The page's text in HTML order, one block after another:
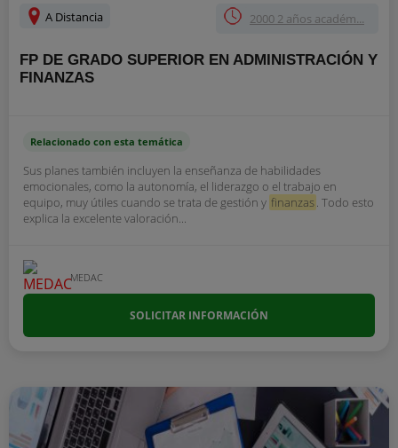
A Distancia 2000 2 años académ...
FP DE GRADO SUPERIOR EN ADMINISTRACIÓN Y
FINANZAS
Relacionado con esta temática
Sus planes también incluyen la enseñanza de habilidades
emocionales, como la autonomía, el liderazgo o el trabajo en
equipo, muy útiles cuando se trata de gestión y finanzas. Todo esto
explica la excelente valoración...
MEDAC
SOLICITAR INFORMACIÓN